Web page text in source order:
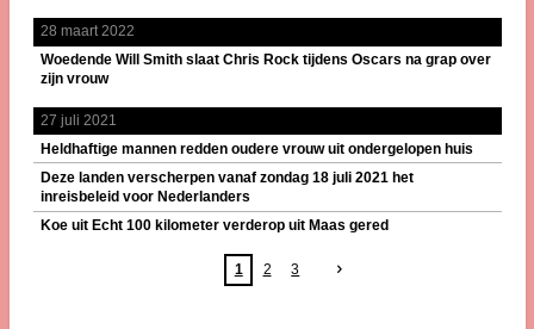
28 maart 2022
Woedende Will Smith slaat Chris Rock tijdens Oscars na grap over
zijn vrouw
27 juli 2021
Heldhaftige mannen redden oudere vrouw uit ondergelopen huis
Deze landen verscherpen vanaf zondag 18 juli 2021 het
inreisbeleid voor Nederlanders
Koe uit Echt 100 kilometer verderop uit Maas gered
1 2 3